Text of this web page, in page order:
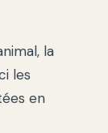
la
les
en